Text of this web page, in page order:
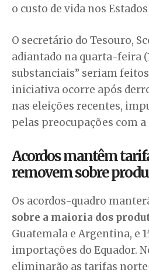
o custo de vida nos
O secretário do Tesouro,
adiantado na quarta-feira
substanciais” seriam
iniciativa ocorre após
nas eleições recentes,
pelas preocupações com a
Acordos mantêm
removem sobre
Os acordos-quadro
sobre a maioria dos
Guatemala e Argentina, e
importações do Equador.
eliminarão as tarifas